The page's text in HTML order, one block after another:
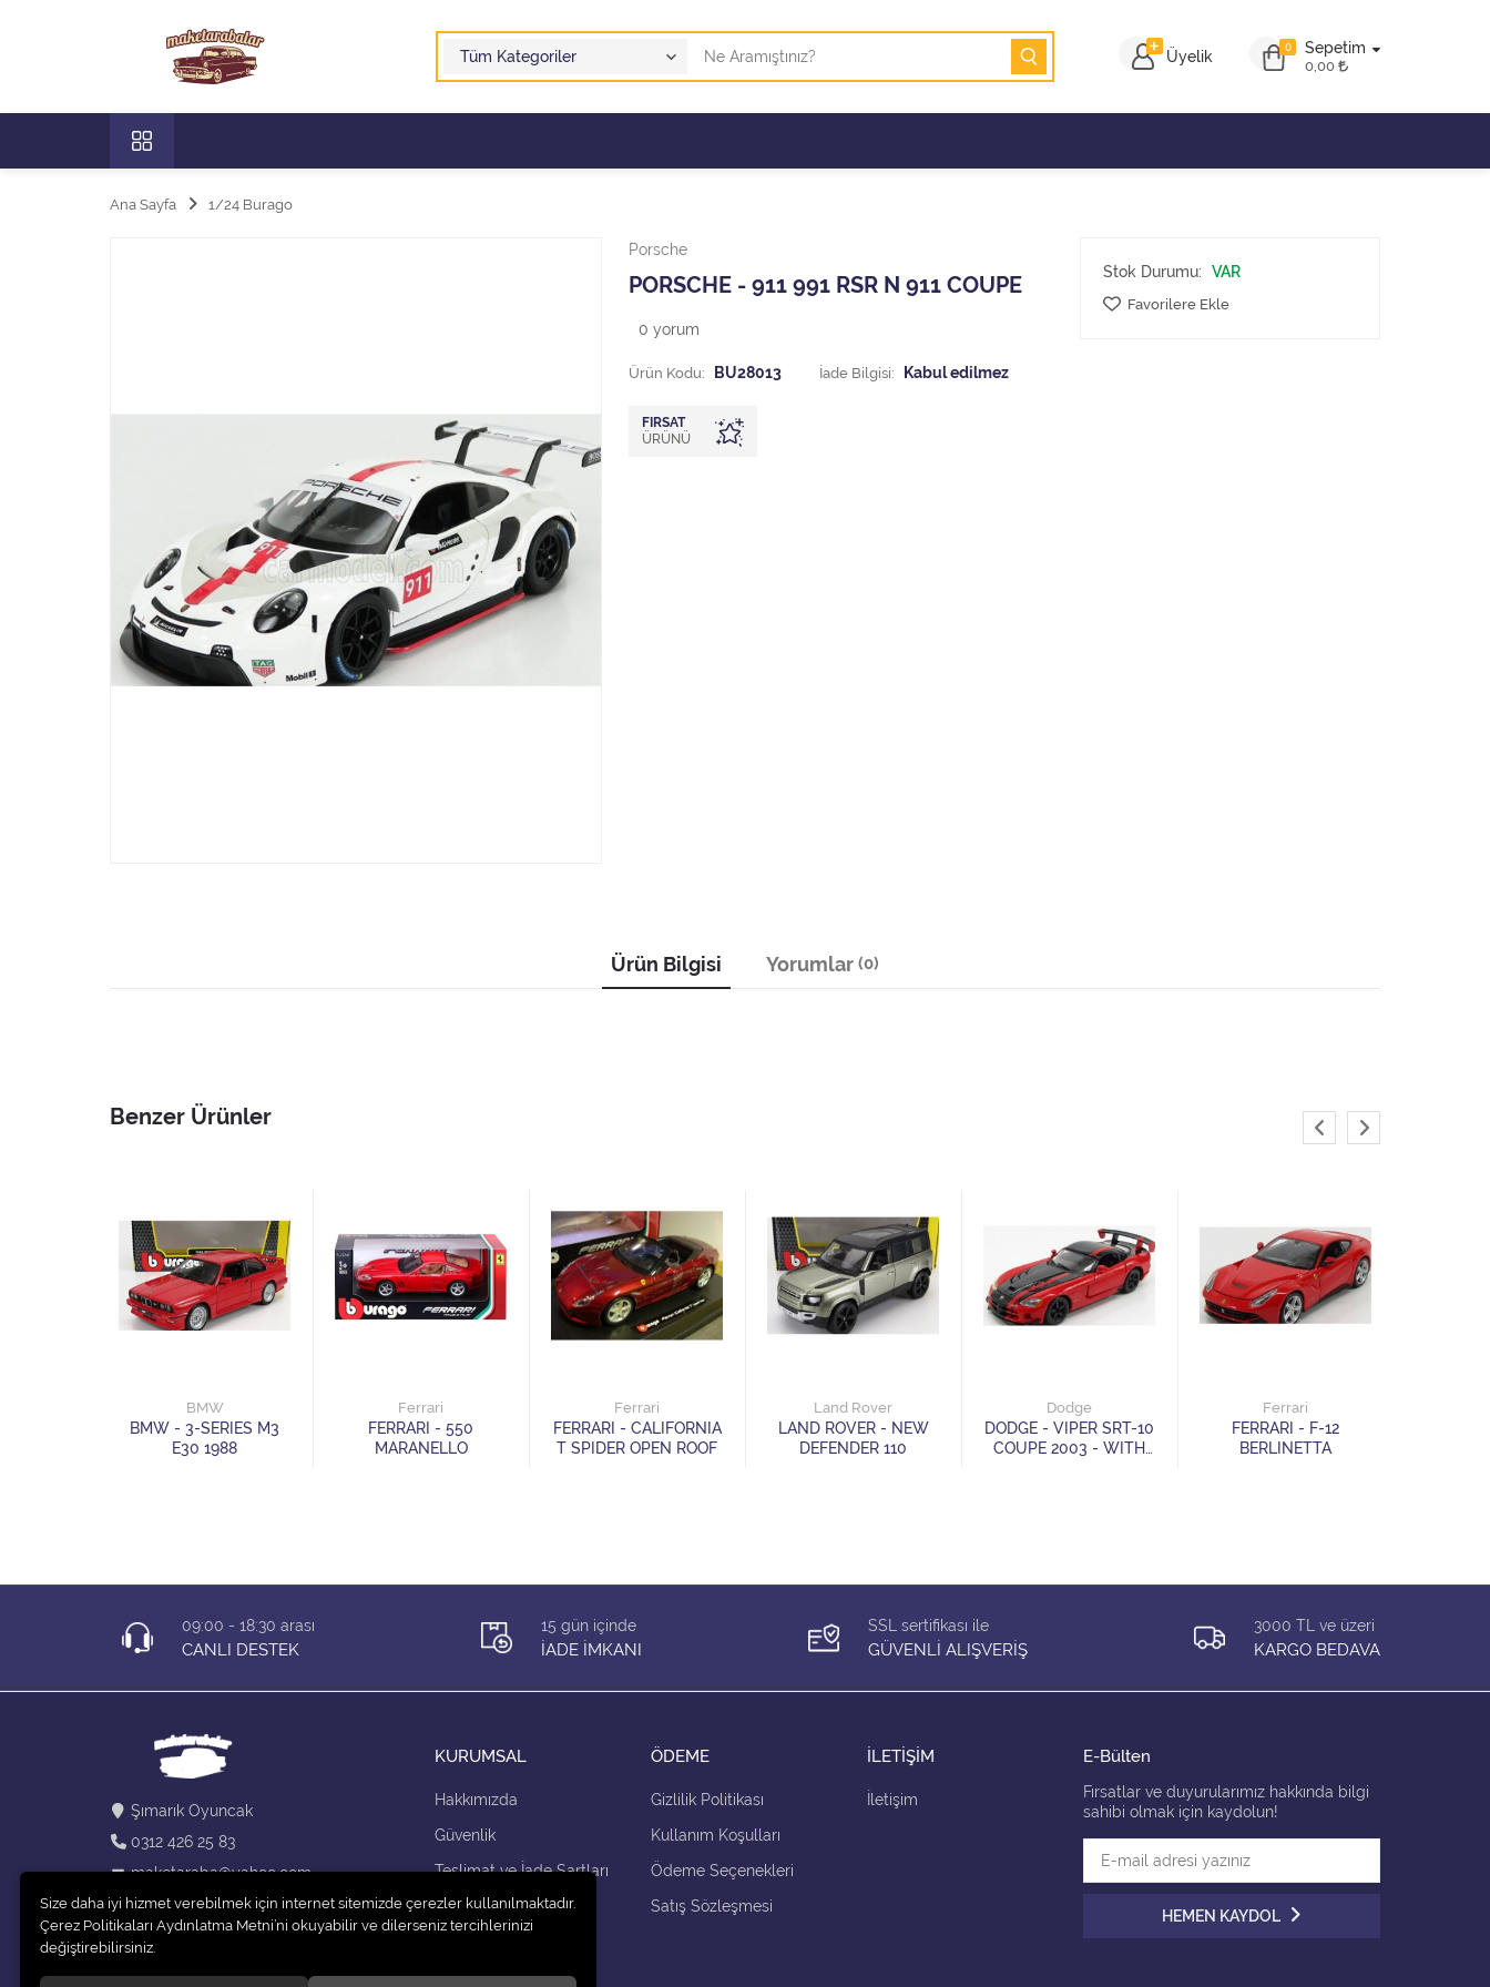
0 Sepetim
0,00
Üyelik
Ana Sayfa 1/24 Burago
Porsche
PORSCHE - 911 991 RSR N 911 COUPE
0 yorum
Ürün Kodu: BU28013 İade Bilgisi:
FIRSAT
ÜRÜNÜ
Stok Durumu:
VAR
Favorilere Ekle
Ürün Bilgisi Yorumlar (0)
Benzer Ürünler
BMW
BMW - 3-SERIES M3
E30 1988
Ferrari
FERRARI - 550
MARANELLO
Ferrari
FERRARI - CALIFORNIA
T SPIDER OPEN ROOF
Land Rover
LAND ROVER - NEW
DEFENDER 110
Dodge
DODGE - VIPER SRT-10
COUPE 2003 - WITH
Ferrari
FERRARI - F-12
BERLINETTA
09:00 - 18:30 arası
CANLI DESTEK
15 gün içinde
İADE İMKANI
SSL sertifikası ile
GÜVENLİ ALIŞVERİŞ
3000 TL ve üzeri
KARGO BEDAVA
Şımarık Oyuncak
0312 426 25 83
maketaraba@yahoo.com
E-Bülten
Fırsatlar ve duyurularımız hakkında bilgi
sahibi olmak için kaydolun!
HEMEN KAYDOL
KURUMSAL
Hakkımızda
Güvenlik
Teslimat ve İade Şartları
Kargo Seçenekleri
ÖDEME
Gizlilik Politikası
Kullanım Koşulları
Ödeme Seçenekleri
Satış Sözleşmesi
İLETİŞİM
İletişim
Size daha iyi hizmet verebilmek için internet sitemizde çerezler kullanılmaktadır.
Çerez Politikaları Aydınlatma Metni’ni okuyabilir ve dilerseniz tercihlerinizi
değiştirebilirsiniz.